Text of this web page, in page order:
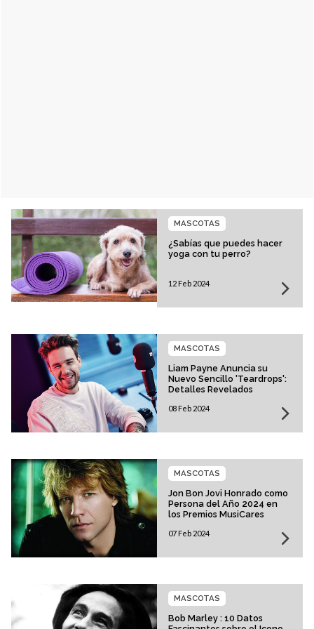
¿Sabías que puedes hacer
yoga con tu perro?
MASCOTAS
12 Feb 2024
Liam Payne Anuncia su
Nuevo Sencillo 'Teardrops':
Detalles Revelados
MASCOTAS
08 Feb 2024
Jon Bon Jovi Honrado como
Persona del Año 2024 en
los Premios MusiCares
MASCOTAS
07 Feb 2024
Bob Marley : 10 Datos
MASCOTAS